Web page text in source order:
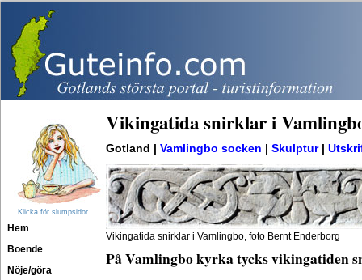
Klicka för slumpsidor
Hem
Boende
Nöje/göra
Vikingatida snirklar i
Gotland | Vamlingbo socken Skulptur|
Vikingatida snirklar i Vamlingbo, foto Bernt Enderborg
På Vamlingbo kyrka tycks vikingatiden